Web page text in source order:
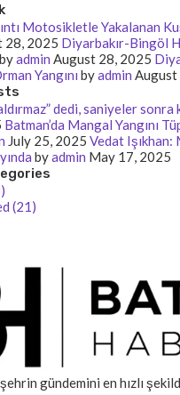
Motosikletle Yakalanan
28, 2025 Diyarbakır-Bingöl
byadmin August 28, 2025
Yangını byadmin August
dedi, saniyeler sonra
Batman’da Mangal Yangını
July 25, 2025 Vedat Işıkhan:
byadmin May 17, 2025
(21)
gündemini en hızlı